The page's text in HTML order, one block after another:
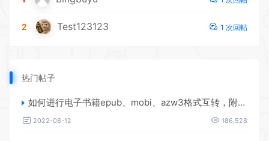
2 Test123123 1 次回帖
热门帖子
如何进行电子书籍epub、mobi、azw3格式互转，附海量电子书籍资源
2022-08-12 186,528